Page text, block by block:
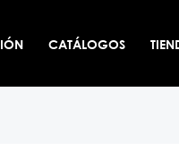
CATÁLOGOS